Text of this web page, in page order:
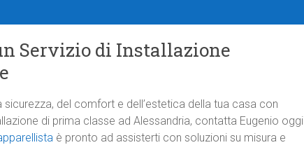
Servizio di Installazione
del comfort e dell’estetica della tua casa con
di prima classe ad Alessandria, contatta Eugenio oggi
è pronto ad assisterti con soluzioni su misura e